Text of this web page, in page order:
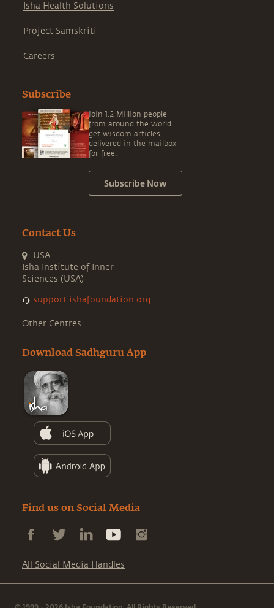
Isha Health Solutions
Project Samskriti
Careers
Subscribe
Join 1.2 Million people
from around the world,
get wisdom articles
delivered in the mailbox
for free.
Subscribe Now
Contact Us
USA
Isha Institute of Inner
Sciences (USA)
support.ishafoundation.org
Other Centres
Download Sadhguru App
Find us on Social Media
All Social Media Handles